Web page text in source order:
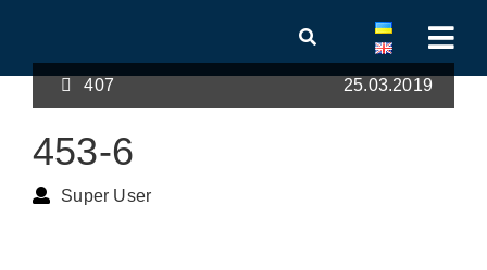
407 25.03.2019
453-6
Super User